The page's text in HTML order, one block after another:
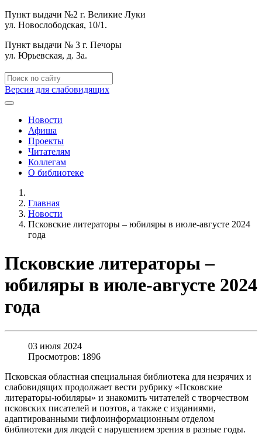
Пункт выдачи №2 г. Великие Луки
ул. Новослободская, 10/1.
Пункт выдачи № 3 г. Печоры
ул. Юрьевская, д. 3а.
Версия для слабовидящих
Новости
Афиша
Проекты
Читателям
Коллегам
О библиотеке
Главная
Новости
Псковские литераторы – юбиляры в июле-августе 2024
года
Псковские литераторы –
юбиляры в июле-августе 2024
года
03 июля 2024
Просмотров: 1896
Псковская областная специальная библиотека для незрячих и
слабовидящих продолжает вести рубрику «Псковские
литераторы-юбиляры» и знакомить читателей с творчеством
псковских писателей и поэтов, а также с изданиями,
адаптированными тифлоинформационным отделом
библиотеки для людей с нарушением зрения в разные годы.